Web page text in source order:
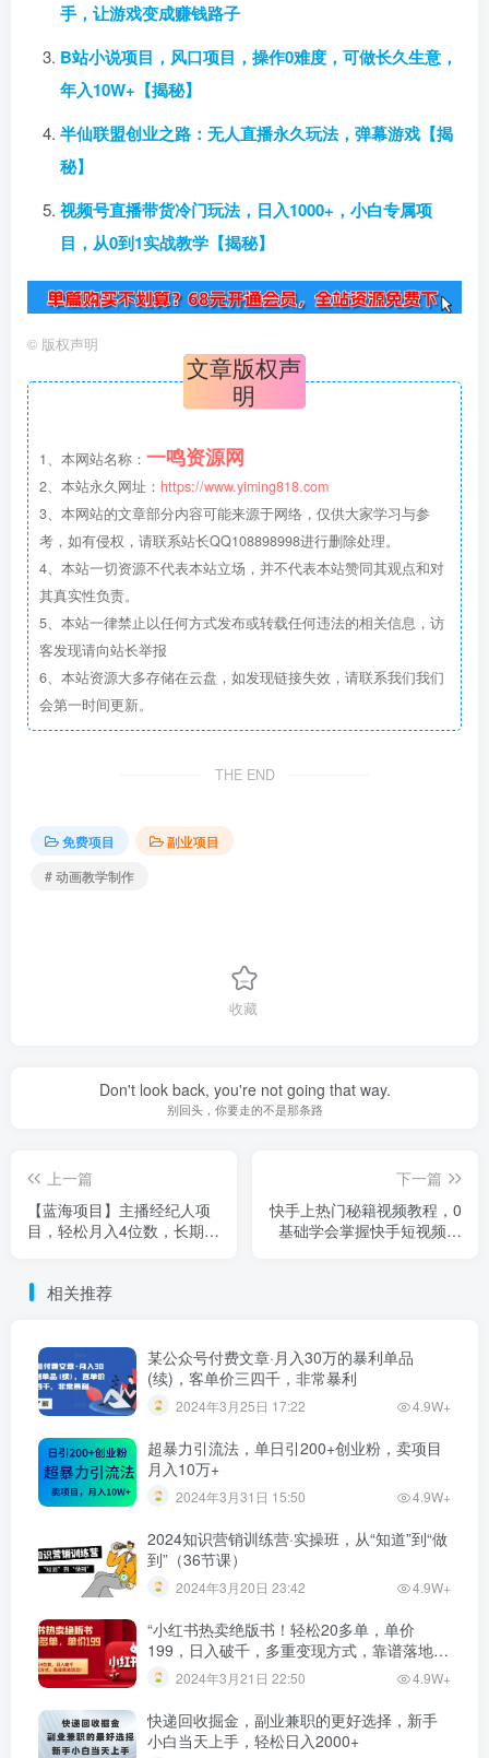
手，让游戏变成赚钱路子
B站小说项目，风口项目，操作0难度，可做长久生意，
年入10W+【揭秘】
半仙联盟创业之路：无人直播永久玩法，弹幕游戏【揭
秘】
视频号直播带货冷门玩法，日入1000+，小白专属项
目，从0到1实战教学【揭秘】
© 版权声明
文章版权声
明
1、本网站名称： 一鸣资源网
2、本站永久网址： https://www.yiming818.com
3、本网站的文章部分内容可能来源于网络，仅供大家学习与参
考，如有侵权，请联系站长QQ108898998进行删除处理。
4、本站一切资源不代表本站立场，并不代表本站赞同其观点和对
其真实性负责。
5、本站一律禁止以任何方式发布或转载任何违法的相关信息，访
客发现请向站长举报
6、本站资源大多存储在云盘，如发现链接失效，请联系我们我们
会第一时间更新。
THE END
免费项目
副业项目
# 动画教学制作
收藏
Don't look back, you're not going that way.
别回头，你要走的不是那条路
上一篇
【蓝海项目】主播经纪人项
目，轻松月入4位数，长期项
下一篇
快手上热门秘籍视频教程，0
基础学会掌握快手短视频上
相关推荐
某公众号付费文章·月入30万的暴利单品
(续)，客单价三四千，非常暴利
2024年3月25日 17:22 4.9W+
超暴力引流法，单日引200+创业粉，卖项目
月入10万+
2024年3月31日 15:50 4.9W+
2024知识营销训练营·实操班，从“知道”到“做
到”（36节课）
2024年3月20日 23:42 4.9W+
“小红书热卖绝版书！轻松20多单，单价
199，日入破千，多重变现方式，靠谱落地项
目！”2024年3月21日 22:50 4.9W+
快递回收掘金，副业兼职的更好选择，新手
小白当天上手，轻松日入2000+